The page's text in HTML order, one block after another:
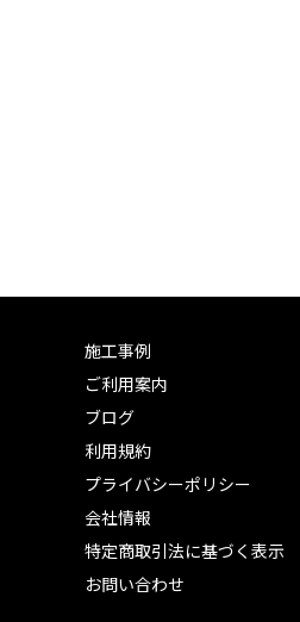
施工事例
ご利用案内
ブログ
利用規約
プライバシーポリシー
会社情報
特定商取引法に基づく表示
お問い合わせ